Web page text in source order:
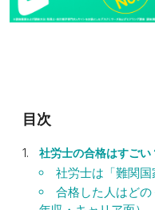
社労士の合格はすご
社労士は「難関
合格した人はどの